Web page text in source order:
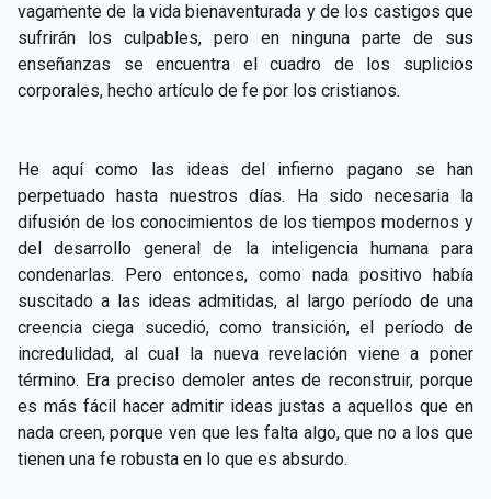
vagamente de la vida bienaventurada y de los castigos que
sufrirán los culpables, pero en ninguna parte de sus
enseñanzas se encuentra el cuadro de los suplicios
corporales, hecho artículo de fe por los cristianos.
He aquí como las ideas del infierno pagano se han
perpetuado hasta nuestros días. Ha sido necesaria la
difusión de los conocimientos de los tiempos modernos y
del desarrollo general de la inteligencia humana para
condenarlas. Pero entonces, como nada positivo había
suscitado a las ideas admitidas, al largo período de una
creencia ciega sucedió, como transición, el período de
incredulidad, al cual la nueva revelación viene a poner
término. Era preciso demoler antes de reconstruir, porque
es más fácil hacer admitir ideas justas a aquellos que en
nada creen, porque ven que les falta algo, que no a los que
tienen una fe robusta en lo que es absurdo.